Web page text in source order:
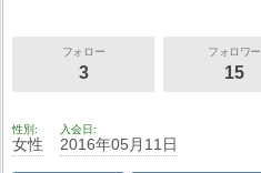
フォロー
3
フォロワー
15
性別
女性
入会日
2016年05月11日